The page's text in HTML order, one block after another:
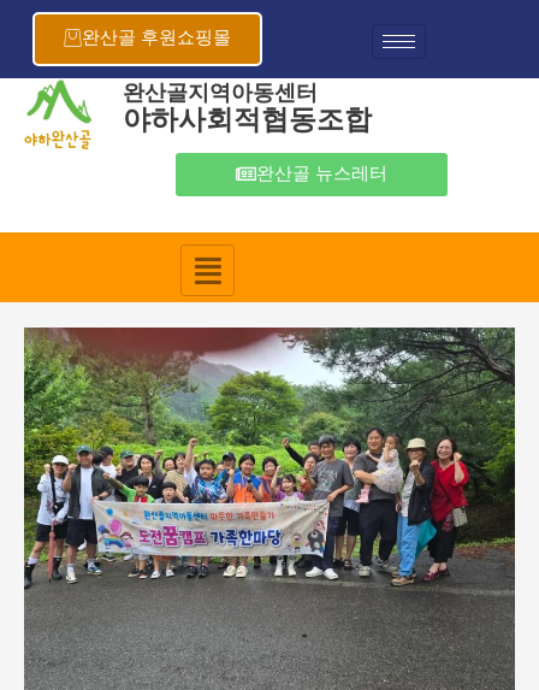
완산골 후원쇼핑몰
완산골지역아동센터
야하사회적협동조합
완산골 뉴스레터
포
트
탐
색